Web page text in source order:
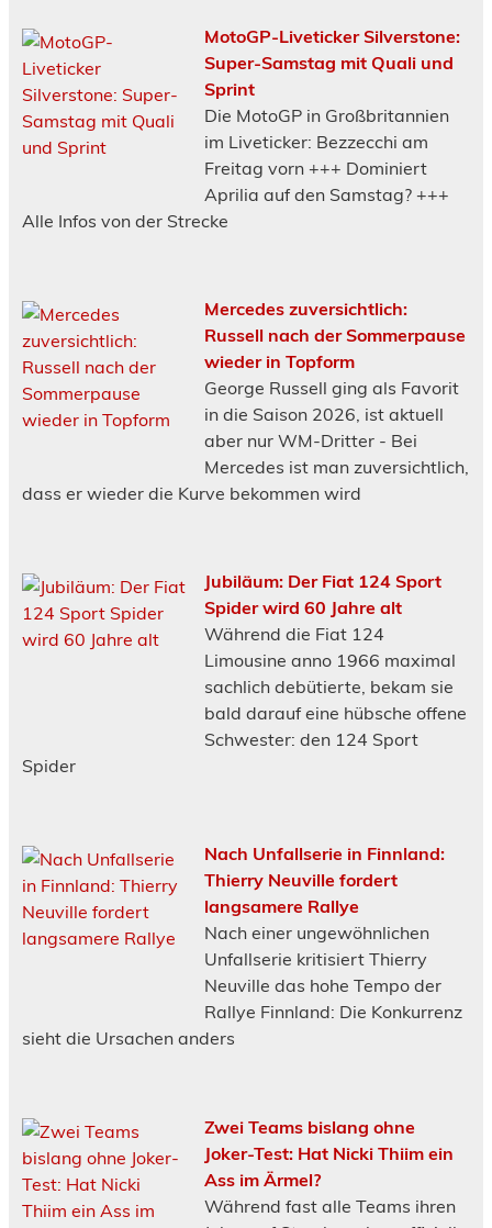
MotoGP-Liveticker Silverstone:
Super-Samstag mit Quali und
Sprint
Die MotoGP in Großbritannien
im Liveticker: Bezzecchi am
Freitag vorn +++ Dominiert
Aprilia auf den Samstag? +++
Alle Infos von der Strecke
Mercedes zuversichtlich:
Russell nach der Sommerpause
wieder in Topform
George Russell ging als Favorit
in die Saison 2026, ist aktuell
aber nur WM-Dritter - Bei
Mercedes ist man zuversichtlich,
dass er wieder die Kurve bekommen wird
Jubiläum: Der Fiat 124 Sport
Spider wird 60 Jahre alt
Während die Fiat 124
Limousine anno 1966 maximal
sachlich debütierte, bekam sie
bald darauf eine hübsche offene
Schwester: den 124 Sport
Spider
Nach Unfallserie in Finnland:
Thierry Neuville fordert
langsamere Rallye
Nach einer ungewöhnlichen
Unfallserie kritisiert Thierry
Neuville das hohe Tempo der
Rallye Finnland: Die Konkurrenz
sieht die Ursachen anders
Zwei Teams bislang ohne
Joker-Test: Hat Nicki Thiim ein
Ass im Ärmel?
Während fast alle Teams ihren